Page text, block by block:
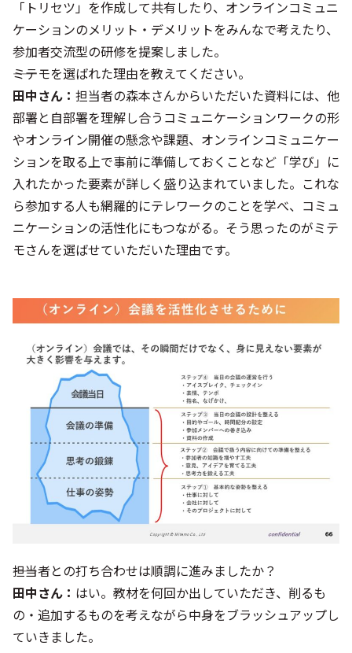
「トリセツ」を作成して共有したり、オンラインコミュニ
ケーションのメリット・デメリットをみんなで考えたり、
参加者交流型の研修を提案しました。
――ミテモを選ばれた理由を教えてください。
田中さん： 担当者の森本さんからいただいた資料には、他
部署と自部署を理解し合うコミュニケーションワークの形
やオンライン開催の懸念や課題、オンラインコミュニケー
ションを取る上で事前に準備しておくことなど「学び」に
入れたかった要素が詳しく盛り込まれていました。これな
ら参加する人も網羅的にテレワークのことを学べ、コミュ
ニケーションの活性化にもつながる。そう思ったのがミテ
モさんを選ばせていただいた理由です。
――担当者との打ち合わせは順調に進みましたか？
田中さん： はい。教材を何回か出していただき、削るも
の・追加するものを考えながら中身をブラッシュアップし
ていきました。